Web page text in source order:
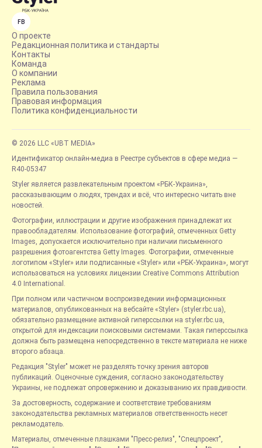
FB
О проекте
Редакционная политика и стандарты
Контакты
Команда
О компании
Реклама
Правила пользования
Правовая информация
Политика конфиденциальности
© 2026 LLC «UBT MEDIA»
Идентификатор онлайн-медиа в Реестре субъектов в сфере медиа —
R40-05347
Styler является развлекательным проектом «РБК-Украина»,
рассказывающим о людях, трендах и всё, что интересно читать вне
новостей.
Фотографии, иллюстрации и другие изображения принадлежат их
правообладателям. Использование фотографий, отмеченных Getty
Images, допускается исключительно при наличии письменного
разрешения фотоагентства Getty Images. Фотографии, отмеченные
логотипом «Styler» или подписанные «Styler» или «РБК-Украина», могут
использоваться на условиях лицензии Creative Commons Attribution
4.0 International.
При полном или частичном воспроизведении информационных
материалов, опубликованных на вебсайте «Styler» (styler.rbc.ua),
обязательно размещение активной гиперссылки на styler.rbc.ua,
открытой для индексации поисковыми системами. Такая гиперссылка
должна быть размещена непосредственно в тексте материала не ниже
второго абзаца.
Редакция "Styler" может не разделять точку зрения авторов
публикаций. Оценочные суждения, согласно законодательству
Украины, не подлежат опровержению и доказыванию их правдивости.
За достоверность, содержание и соответствие требованиям
законодательства рекламных материалов ответственность несет
рекламодатель.
Материалы, отмеченные плашками "Пресс-релиз", "Спецпроект",